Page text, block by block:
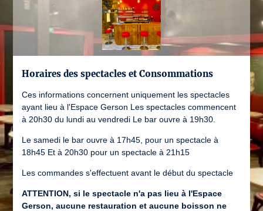
Horaires des spectacles et Consommations
Ces informations concernent uniquement les spectacles
ayant lieu à l'Espace Gerson Les spectacles commencent
à 20h30 du lundi au vendredi Le bar ouvre à 19h30.
Le samedi le bar ouvre à 17h45, pour un spectacle à
18h45 Et à 20h30 pour un spectacle à 21h15
Les commandes s'effectuent avant le début du spectacle
ATTENTION, si le spectacle n'a pas lieu à l'Espace
Gerson, aucune restauration et aucune boisson ne